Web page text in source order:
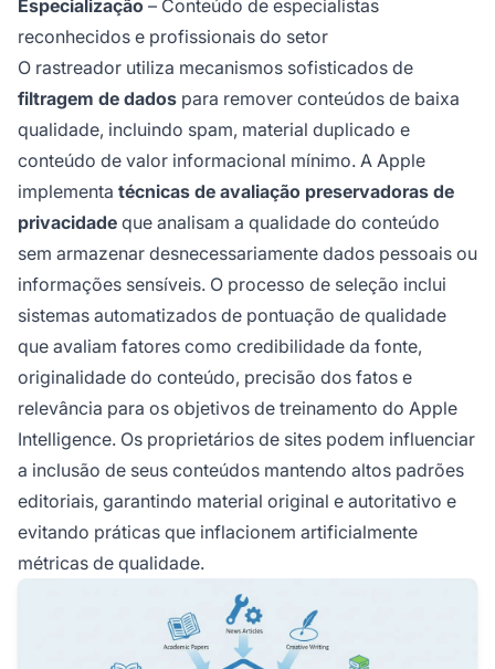
Especialização – Conteúdo de especialistas
reconhecidos e profissionais do setor
O rastreador utiliza mecanismos sofisticados de
filtragem de dados para remover conteúdos de baixa
qualidade, incluindo spam, material duplicado e
conteúdo de valor informacional mínimo. A Apple
implementa técnicas de avaliação preservadoras de
privacidade que analisam a qualidade do conteúdo
sem armazenar desnecessariamente dados pessoais ou
informações sensíveis. O processo de seleção inclui
sistemas automatizados de pontuação de qualidade
que avaliam fatores como credibilidade da fonte,
originalidade do conteúdo, precisão dos fatos e
relevância para os objetivos de treinamento do Apple
Intelligence. Os proprietários de sites podem influenciar
a inclusão de seus conteúdos mantendo altos padrões
editoriais, garantindo material original e autoritativo e
evitando práticas que inflacionem artificialmente
métricas de qualidade.